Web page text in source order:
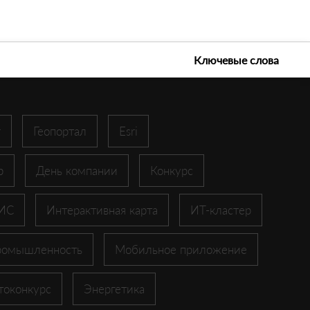
Ключевые слова
Геопортал Esri
День компании Конкурс
Интерактивная карта ИТ-кластер
Мобильное приложение
Энергетика